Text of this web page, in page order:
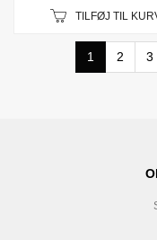
TILFØJ TIL
1 2 3